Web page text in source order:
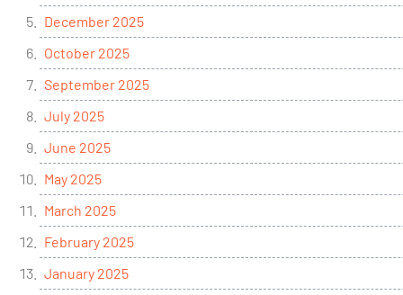
December 2025
October 2025
September 2025
July 2025
June 2025
May 2025
March 2025
February 2025
January 2025